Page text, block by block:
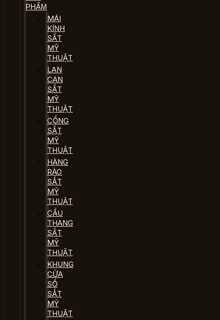
PHẨM
MÁI
KÍNH
SẮT
MỸ
THUẬT
LAN
CAN
SẮT
MỸ
THUẬT
CỔNG
SẮT
MỸ
THUẬT
HÀNG
RÀO
SẮT
MỸ
THUẬT
CẦU
THANG
SẮT
MỸ
THUẬT
KHUNG
CỬA
SỔ
SẮT
MỸ
THUẬT